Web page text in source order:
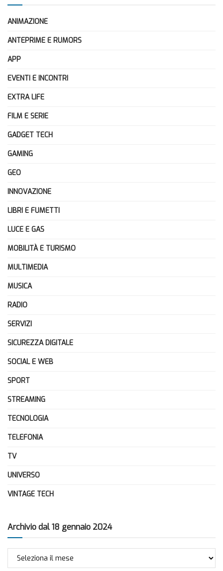
ANIMAZIONE
ANTEPRIME E RUMORS
APP
EVENTI E INCONTRI
EXTRA LIFE
FILM E SERIE
GADGET TECH
GAMING
GEO
INNOVAZIONE
LIBRI E FUMETTI
LUCE E GAS
MOBILITÀ E TURISMO
MULTIMEDIA
MUSICA
RADIO
SERVIZI
SICUREZZA DIGITALE
SOCIAL E WEB
SPORT
STREAMING
TECNOLOGIA
TELEFONIA
TV
UNIVERSO
VINTAGE TECH
Archivio dal 18 gennaio 2024
Archivio